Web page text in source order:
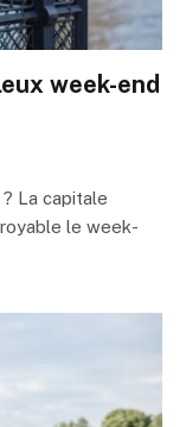
week-end
La capitale
le week-